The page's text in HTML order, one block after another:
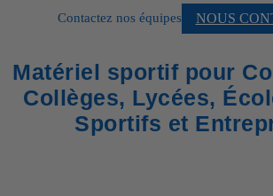
Contactez nos équipes NOUS
Matériel sportif pour
Collèges, Lycées,
Sportifs et